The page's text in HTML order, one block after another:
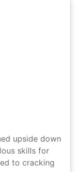
upside down
skills for
to cracking